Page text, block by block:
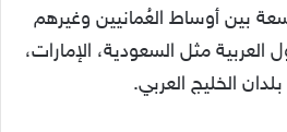
بين أوساط العُمانيين وغيرهم
مثل السعودية، الإمارات،
الخليج العربي.